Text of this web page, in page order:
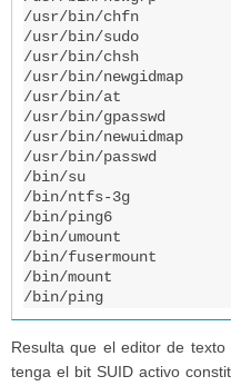
/usr/bin/chfn
/usr/bin/sudo
/usr/bin/chsh
/usr/bin/newgidmap
/usr/bin/at
/usr/bin/gpasswd
/usr/bin/newuidmap
/usr/bin/passwd
/bin/su
/bin/ntfs-3g
/bin/ping6
/bin/umount
/bin/fusermount
/bin/mount
/bin/ping
Resulta que el editor de texto
tenga el bit SUID activo